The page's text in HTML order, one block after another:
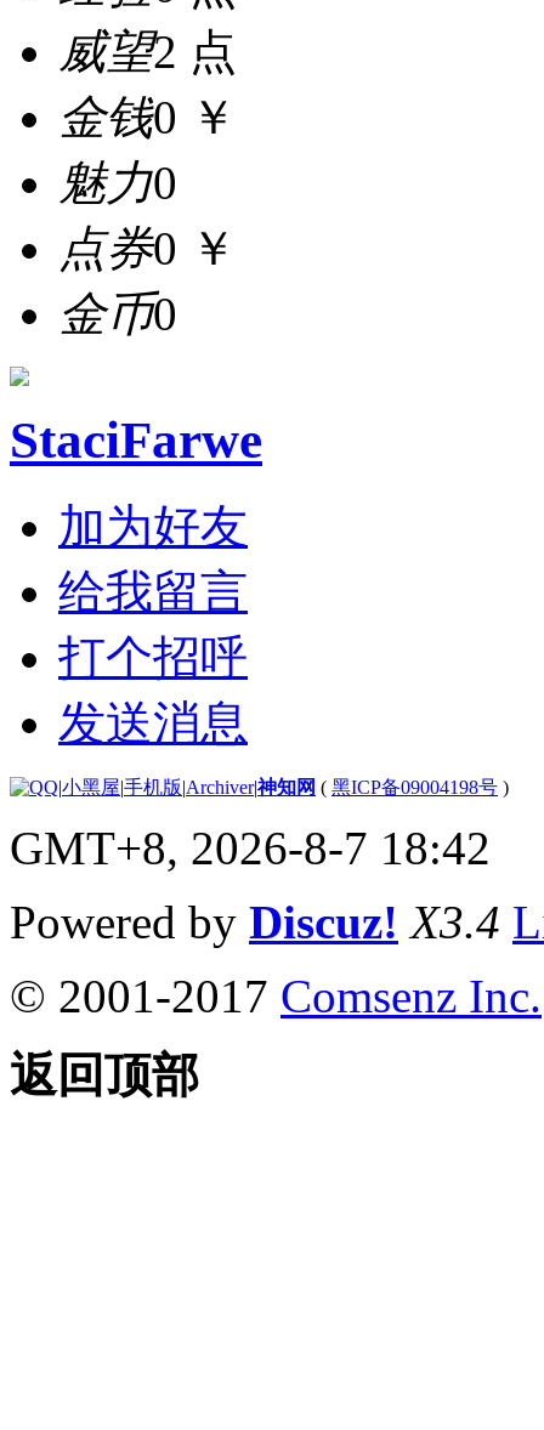
威望2 点
金钱0 ￥
魅力0
点券0 ￥
金币0
StaciFarwe
加为好友
给我留言
打个招呼
发送消息
|小黑屋|手机版|Archiver|神知网 ( 黑ICP备09004198号 )
GMT+8, 2026-8-7 18:42
Powered by Discuz! X3.4
© 2001-2017 Comsenz Inc.
返回顶部